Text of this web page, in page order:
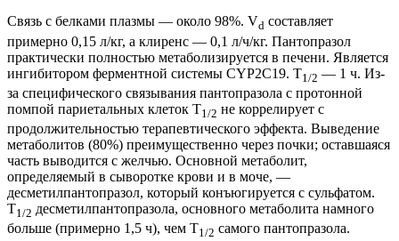
Связь с белками плазмы — около 98%. Vd составляет
примерно 0,15 л/кг, а клиренс — 0,1 л/ч/кг. Пантопразол
практически полностью метаболизируется в печени. Является
ингибитором ферментной системы CYP2C19. T1/2 — 1 ч. Из-
за специфического связывания пантопразола с протонной
помпой париетальных клеток T1/2 не коррелирует с
продолжительностью терапевтического эффекта. Выведение
метаболитов (80%) преимущественно через почки; оставшаяся
часть выводится с желчью. Основной метаболит,
определяемый в сыворотке крови и в моче, —
десметилпантопразол, который конъюгируется с сульфатом.
T1/2 десметилпантопразола, основного метаболита намного
больше (примерно 1,5 ч), чем T1/2 самого пантопразола.